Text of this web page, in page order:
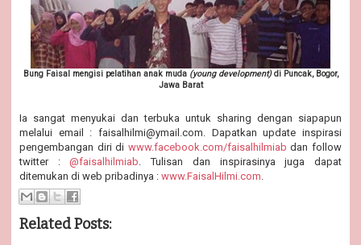
Bung Faisal mengisi pelatihan anak muda (young development)di Puncak, Bogor,
Jawa Barat
Ia sangat menyukai dan terbuka untuk sharing dengan siapapun
melalui email : faisalhilmi@ymail.com. Dapatkan update inspirasi
pengembangan diri di www.facebook.com/faisalhilmiab dan follow
twitter :@faisalhilmiab . Tulisan dan inspirasinya juga dapat
ditemukan di web pribadinya : www.FaisalHilmi.com
Related Posts: